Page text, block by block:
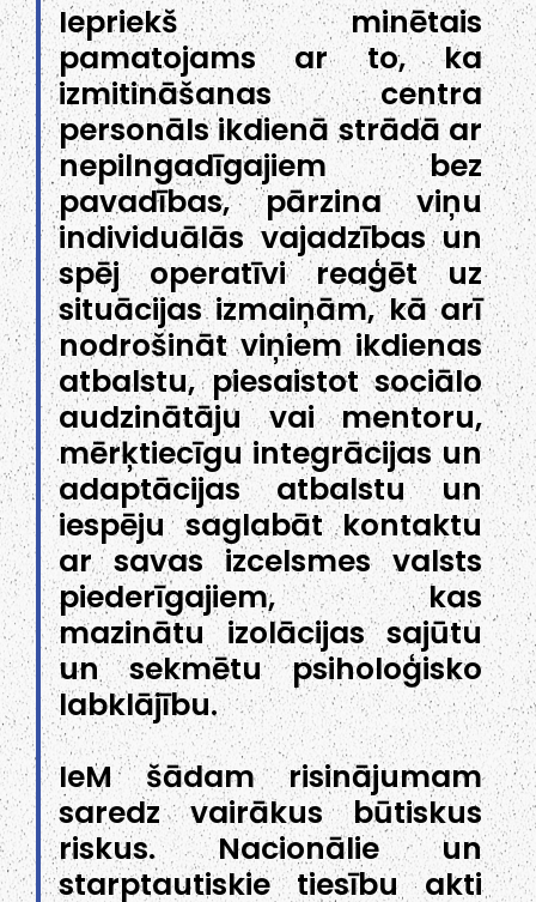
Iepriekš minētais
pamatojams ar to, ka
izmitināšanas centra
personāls ikdienā strādā ar
nepilngadīgajiem bez
pavadības, pārzina viņu
individuālās vajadzības un
spēj operatīvi reaģēt uz
situācijas izmaiņām, kā arī
nodrošināt viņiem ikdienas
atbalstu, piesaistot sociālo
audzinātāju vai mentoru,
mērķtiecīgu integrācijas un
adaptācijas atbalstu un
iespēju saglabāt kontaktu
ar savas izcelsmes valsts
piederīgajiem, kas
mazinātu izolācijas sajūtu
un sekmētu psiholoģisko
labklājību.
IeM šādam risinājumam
saredz vairākus būtiskus
riskus. Nacionālie un
starptautiskie tiesību akti